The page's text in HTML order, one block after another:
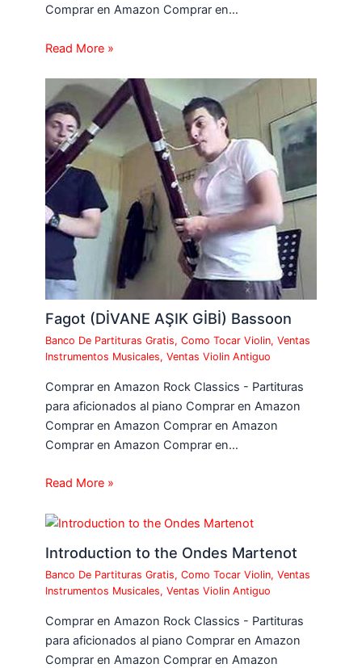
Comprar en Amazon Comprar en…
Read More »
Fagot (DİVANE AŞIK GİBİ) Bassoon
Banco De Partituras Gratis,Como Tocar Violin,Ventas
Instrumentos Musicales,Ventas Violin Antiguo
Comprar en Amazon Rock Classics - Partituras
para aficionados al piano Comprar en Amazon
Comprar en Amazon Comprar en Amazon
Comprar en Amazon Comprar en…
Read More »
Introduction to the Ondes Martenot
Banco De Partituras Gratis,Como Tocar Violin,Ventas
Instrumentos Musicales,Ventas Violin Antiguo
Comprar en Amazon Rock Classics - Partituras
para aficionados al piano Comprar en Amazon
Comprar en Amazon Comprar en Amazon